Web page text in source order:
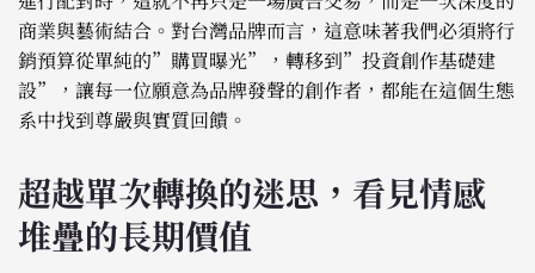
商業與藝術結合。對台灣品牌而言，這意味著我們必須將行
銷預算從單純的”購買曝光”，轉移到”投資創作基礎建
設”，讓每一位願意為品牌發聲的創作者，都能在這個生態
系中找到尊嚴與實質回饋。
超越單次轉換的迷思，看見情感
堆疊的長期價值